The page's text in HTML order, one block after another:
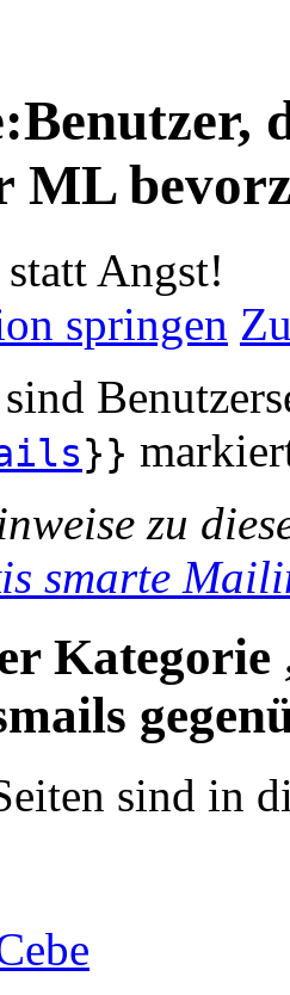
ML
Angst!
springen
}}
zu
smarte
Kategorie
sind in